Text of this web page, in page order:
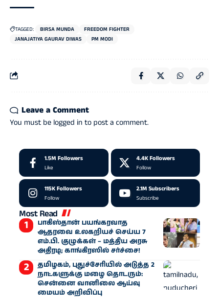
TAGGED: BIRSA MUNDA
FREEDOM FIGHTER
JANAJATIYA GAURAV DIWAS
PM MODI
Leave a Comment
You must be logged in to post a comment.
1.5M Followers
Like
4.4K Followers
Follow
115KFollowers
Follow
2.1M Subscribers
Subscribe
Most Read
பாகிஸ்தான் பயங்கரவாத
ஆதரவை உலகறியச் செய்ய 7
எம்.பி. குழுக்கள் – மத்திய அரசு
அதிரடி; காங்கிரஸில் சர்ச்சை!
தமிழகம், புதுச்சேரியில் அடுத்த 2
நாட்களுக்கு மழை தொடரும்:
சென்னை வானிலை ஆய்வு
மையம் அறிவிப்பு